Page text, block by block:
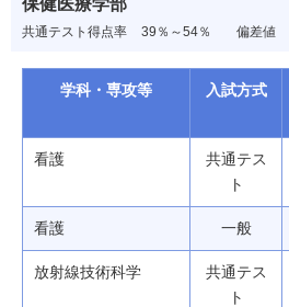
保健医療学部
共通テスト得点率 39％～54％ 偏差値
学科・専攻等 入試方式
看護
共通テス
ト
看護 一般
放射線技術科学
共通テス
ト